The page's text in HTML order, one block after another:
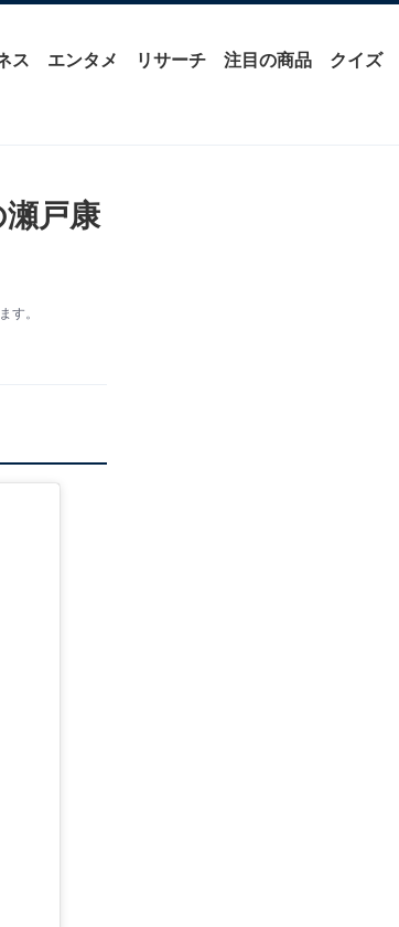
ス エンタメ リサーチ 注目の商品 クイズ
戸康
す。